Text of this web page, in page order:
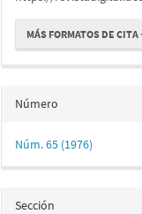
MÁS FORMATOS DE CITA
Número
Núm. 65 (1976)
Sección